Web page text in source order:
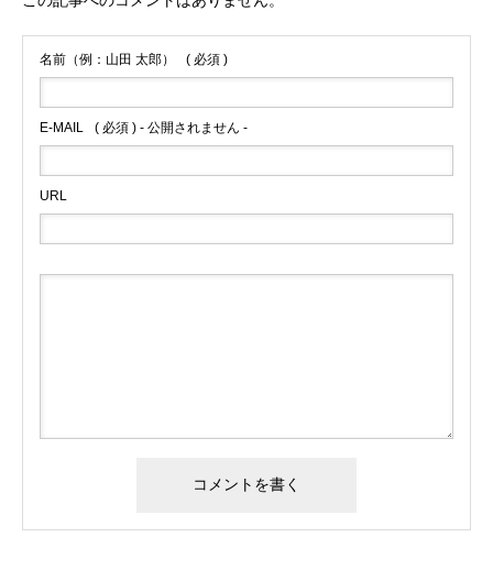
名前（例：山田 太郎） ( 必須 )
E-MAIL ( 必須 ) - 公開されません -
URL